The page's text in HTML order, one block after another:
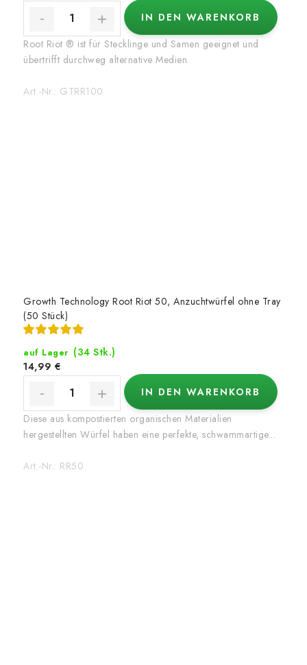
IN DEN WARENKORB
Root Riot ® ist für Stecklinge und Samen geeignet und
übertrifft durchweg alternative Medien.
Art.-Nr.: GTRR100
Growth Technology Root Riot 50, Anzuchtwürfel ohne Tray
(50 Stück)
auf Lager (34 Stk.)
14,99 €
IN DEN WARENKORB
Diese aus kompostierten organischen Materialien
hergestellten Würfel haben eine perfekte, schwammartige...
Art.-Nr.: RR50